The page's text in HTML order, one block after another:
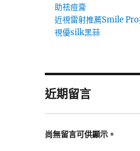
助祛痘膏
近視雷射推薦Smile
視優silk黑蒜
近期留言
尚無留言可供顯示。